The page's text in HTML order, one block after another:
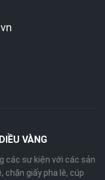
VÀNG
các sự kiện với các sản
chặn giấy pha lê, cúp